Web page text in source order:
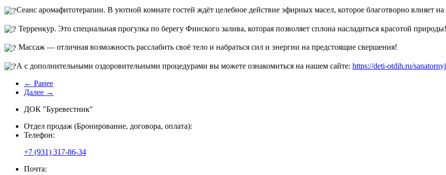
Сеанс аромафитотерапии. В уютной комнате гостей ждёт целебное действие эфирных масел, которое благотворно влияет
Терренкур. Это специальная прогулка по берегу Финского залива, которая позволяет сплона насладиться красотой природы!
Массаж — отличная возможность расслабить своё тело и набраться сил и энергии на предстоящие свершения!
А с дополнительными оздоровительными процедурами вы можете ознакомиться на нашем сайте:https://deti-otdih.ru/
← Ранее
Далее →
ДОК "Буревестник"
Отдел продаж (Бронирование, договора, оплата):
Телефон:
+7 (931) 317-86-34
Почта: